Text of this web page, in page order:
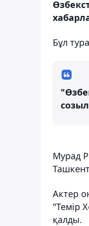
Бұл
Мурад
Актер
"Темір
қалды.